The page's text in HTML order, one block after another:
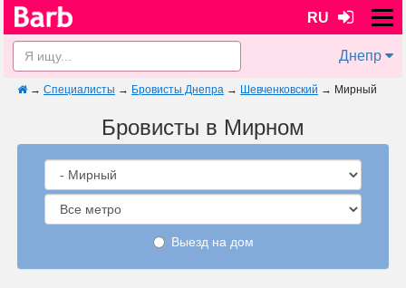
RU
Днепр
→ Специалисты → Бровисты Днепра → Шевченковский → Мирный
Бровисты в Мирном
Выезд на дом